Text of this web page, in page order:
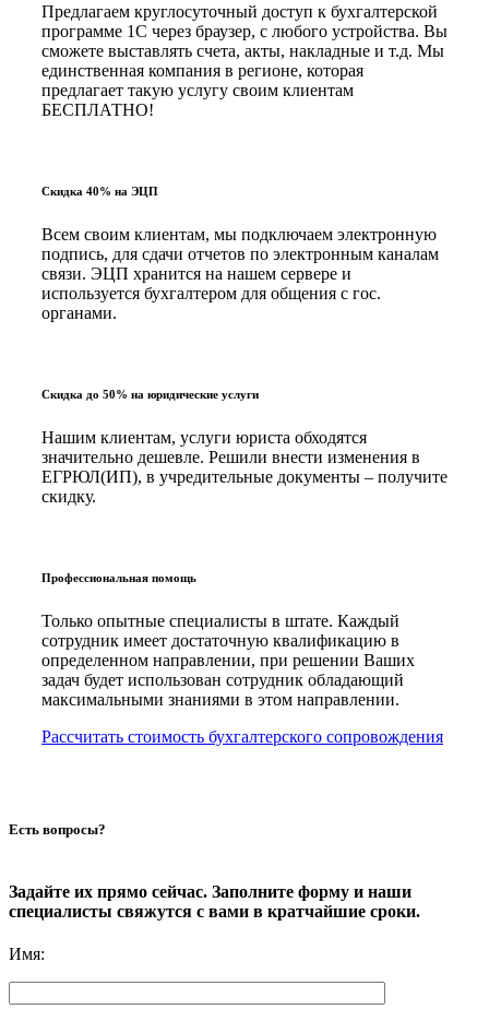
Предлагаем круглосуточный доступ к бухгалтерской
программе 1С через браузер, с любого устройства. Вы
сможете выставлять счета, акты, накладные и т.д. Мы
единственная компания в регионе, которая
предлагает такую услугу своим клиентам
БЕСПЛАТНО!
Скидка 40% на ЭЦП
Всем своим клиентам, мы подключаем электронную
подпись, для сдачи отчетов по электронным каналам
связи. ЭЦП хранится на нашем сервере и
используется бухгалтером для общения с гос.
органами.
Скидка до 50% на юридические услуги
Нашим клиентам, услуги юриста обходятся
значительно дешевле. Решили внести изменения в
ЕГРЮЛ(ИП), в учредительные документы – получите
скидку.
Профессиональная помощь
Только опытные специалисты в штате. Каждый
сотрудник имеет достаточную квалификацию в
определенном направлении, при решении Ваших
задач будет использован сотрудник обладающий
максимальными знаниями в этом направлении.
Рассчитать стоимость бухгалтерского сопровождения
Есть вопросы?
Задайте их прямо сейчас. Заполните форму и наши
специалисты свяжутся с вами в кратчайшие сроки.
Имя: